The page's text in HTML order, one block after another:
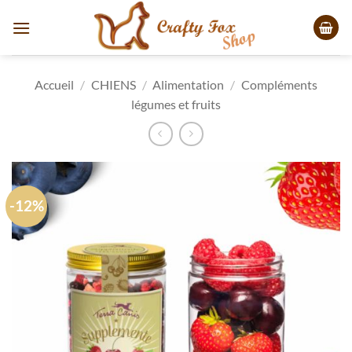
Accueil / CHIENS / Alimentation / Compléments
légumes et fruits
-12%